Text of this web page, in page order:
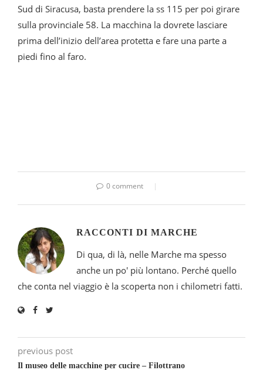
Sud di Siracusa, basta prendere la ss 115 per poi girare
sulla provinciale 58. La macchina la dovrete lasciare
prima dell’inizio dell’area protetta e fare una parte a
piedi fino al faro.
0 comment
RACCONTI DI MARCHE
Di qua, di là, nelle Marche ma spesso
anche un po' più lontano. Perché quello
che conta nel viaggio è la scoperta non i chilometri fatti.
previous post
Il museo delle macchine per cucire – Filottrano